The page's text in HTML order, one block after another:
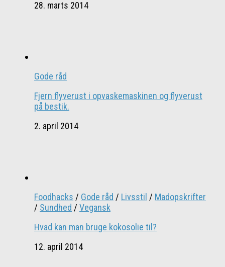
28. marts 2014
Gode råd
Fjern flyverust i opvaskemaskinen og flyverust
på bestik.
2. april 2014
Foodhacks / Gode råd / Livsstil / Madopskrifter
/ Sundhed / Vegansk
Hvad kan man bruge kokosolie til?
12. april 2014